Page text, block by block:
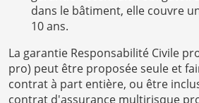
dans le bâtiment, elle couvre
10 ans.
La garantie Responsabilité Civile
pro) peut être proposée seule et
contrat à part entière, ou être
contrat d'assurance multirisque